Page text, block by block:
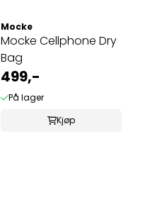
Mocke
Mocke Cellphone Dry
Bag
499,-
På lager
Kjøp